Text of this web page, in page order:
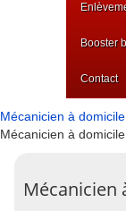
Booster
Contact
Mécanicien à domicile
Mécanicien à
Mécanicien